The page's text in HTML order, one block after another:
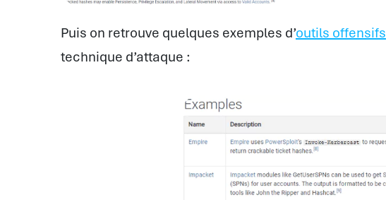
Puis on retrouve quelques exemples d’outils offensifs
technique d’attaque :